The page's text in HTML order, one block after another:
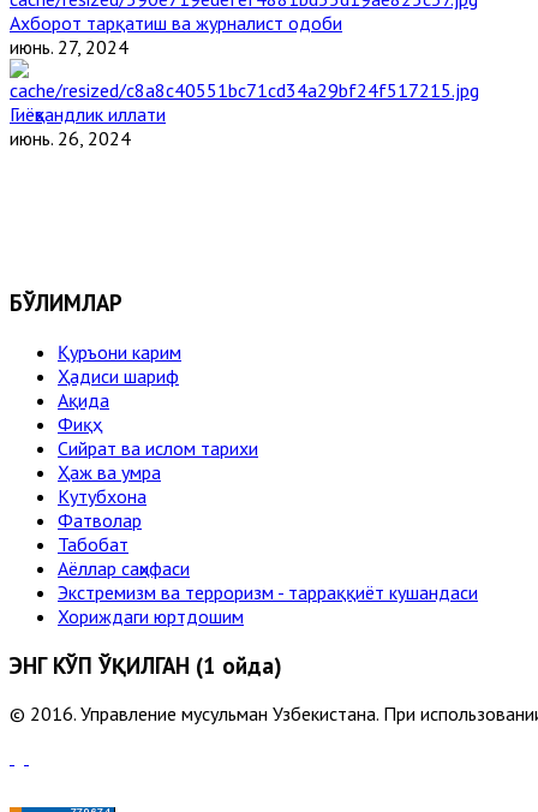
Ахборот тарқатиш ва журналист одоби
июнь. 27, 2024
Гиёҳвандлик иллати
июнь. 26, 2024
БЎЛИМЛАР
Қуръони карим
Ҳадиси шариф
Ақида
Фиқҳ
Сийрат ва ислом тарихи
Ҳаж ва умра
Кутубхона
Фатволар
Табобат
Аёллар саҳифаси
Экстремизм ва терроризм - тарраққиёт кушандаси
Хориждаги юртдошим
ЭНГ КЎП ЎҚИЛГАН (1 ойда)
© 2016. Управление мусульман Узбекистана. При